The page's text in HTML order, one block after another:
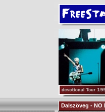
Dalszöveg - NO